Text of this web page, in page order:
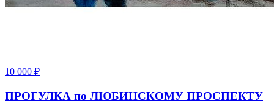
10 000 ₽
ПРОГУЛКА по ЛЮБИНСКОМУ ПРОСПЕКТУ